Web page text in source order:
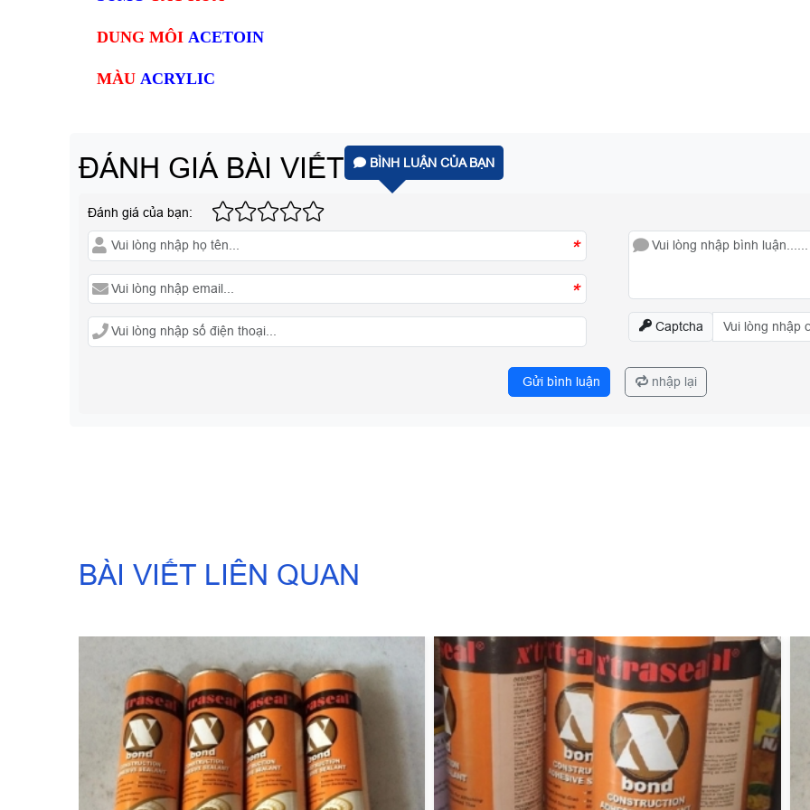
DUNG MÔI ACETOIN
MÀU ACRYLIC
ĐÁNH GIÁ BÀI VIẾT BÌNH LUẬN CỦA BẠN
Đánh giá của bạn:
*
*
Captcha
Gửi bình luận nhập lại
BÀI VIẾT LIÊN QUAN